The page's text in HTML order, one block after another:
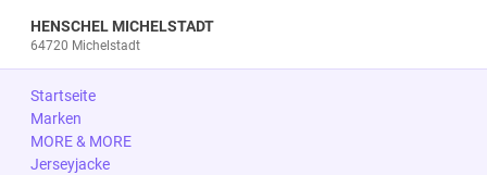
HENSCHEL MICHELSTADT
64720 Michelstadt
Startseite
Marken
MORE & MORE
Jerseyjacke